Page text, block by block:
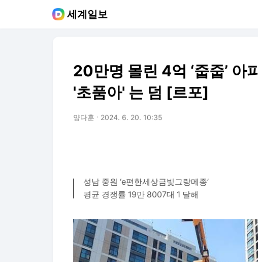
세계일보
20만명 몰린 4억 ‘줍줍’
'초품아' 는 덤 [르포]
양다훈 2024. 6. 20. 10:35
성남 중원 ‘e편한세상금빛그랑메종’
평균 경쟁률 19만 8007대 1 달해